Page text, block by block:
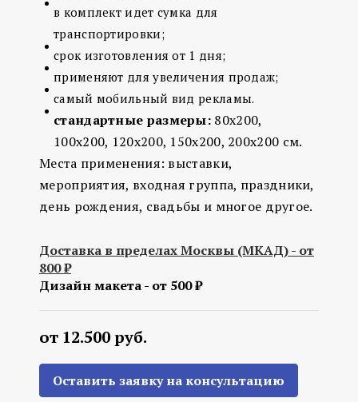
в комплект идет сумка для
транспортировки;
срок изготовления от 1 дня;
применяют для увеличения продаж;
самый мобильный вид рекламы.
стандартные размеры: 80х200,
100х200, 120х200, 150х200, 200х200 см.
Места применения: выставки,
мероприятия, входная группа, праздники,
день рождения, свадьбы и многое другое.
Доставка в пределах Москвы (МКАД) - от
800 ₽
Дизайн макета - от 500 ₽
Оставить заявку на консультацию
от 12.500 руб.